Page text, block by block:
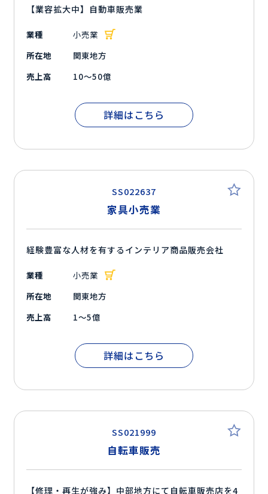
【業容拡大中】自動車販売業
業種
小売業
所在地
関東地方
売上高
10～50億
詳細はこちら
SS022637
家具小売業
経験豊富な人材を有するインテリア商品販売会社
業種
小売業
所在地
関東地方
売上高
1～5億
詳細はこちら
SS021999
自転車販売
【修理・再生が強み】中部地方にて自転車販売店を4